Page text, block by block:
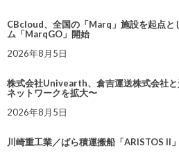
CBcloud、全国の「Marq」施設を起点と
ム「MarqGO」開始
2026年8月5日
株式会社Univearth、倉吉運送株式会社
ネットワークを拡大〜
2026年8月5日
川崎重工業／ばら積運搬船「ARISTOS II